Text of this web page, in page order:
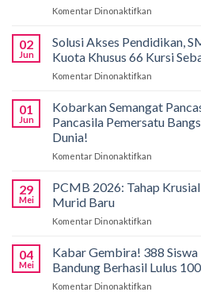
Komentar Dinonaktifkan
di
Bali!
Siswa
Bandung
Borong
Biology
02
Jun
Solusi Akses Pendidikan,
Kuota Khusus 66 Kursi
Komentar Dinonaktifkan
Akses
Pendidikan,
SMAN
Kuota
Khusus
Sekolah
Penyangga
01
Jun
Kobarkan Semangat
Pancasila Pemersatu
Dunia!
Komentar Dinonaktifkan
Semangat
Pancasila
Bandung:
Pancasila
29
Mei
PCMB 2026: Tahap
Murid Baru
Komentar Dinonaktifkan
2026:
Tahap
Krusial
04
Mei
Kabar Gembira! 388
Bandung Berhasil Lulus
Komentar Dinonaktifkan